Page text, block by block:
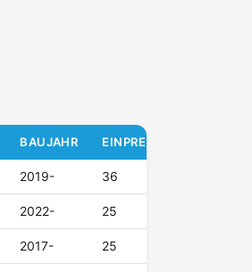
BAUJAHR EINPRESSTIEFE (ET)
2019- 36
2022- 25
2017- 25